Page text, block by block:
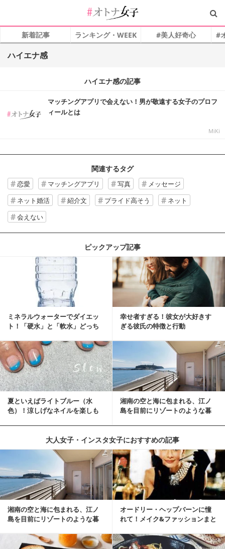
新着記事 ランキング・WEEK #美人好奇心 #
ハイエナ感
ハイエナ感の記事
マッチングアプリで会えない！男が敬遠する女子のプロフ
ィールとは
MiKi
関連するタグ
恋愛 マッチングアプリ 写真
メッセージ
ネット婚活
紹介文 プライド高そう
ネット
会えない
ピックアップ記事
ミネラルウォーターでダイエッ
ト！「硬水」と「軟水」どっち
幸せ者すぎる！彼女が大好きす
ぎる彼氏の特徴と行動
夏といえばライトブルー（水
色）！涼しげなネイルを楽しも
湘南の空と海に包まれる、江ノ
島を目前にリゾートのような暮
大人女子・インスタ女子におすすめの記事
湘南の空と海に包まれる、江ノ
島を目前にリゾートのような暮
オードリー・ヘップバーンに憧
れて！メイク&ファッションまと